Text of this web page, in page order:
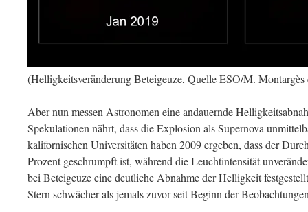
(Helligkeitsveränderung Beteigeuze, Quelle ESO/M. Montargès
Aber nun messen Astronomen eine andauernde
Spekulationen nährt, dass die Explosion als Supernova
kalifornischen Universitäten haben 2009 ergeben, dass der
Prozent geschrumpft ist, während die Leuchtintensität
bei Beteigeuze eine deutliche Abnahme der Helligkeit
Stern schwächer als jemals zuvor seit Beginn der